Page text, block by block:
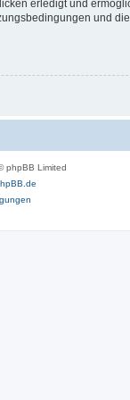
erledigt und
und
phpBB Limited